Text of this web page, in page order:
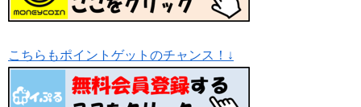
こちらもポイントゲットのチャンス！↓